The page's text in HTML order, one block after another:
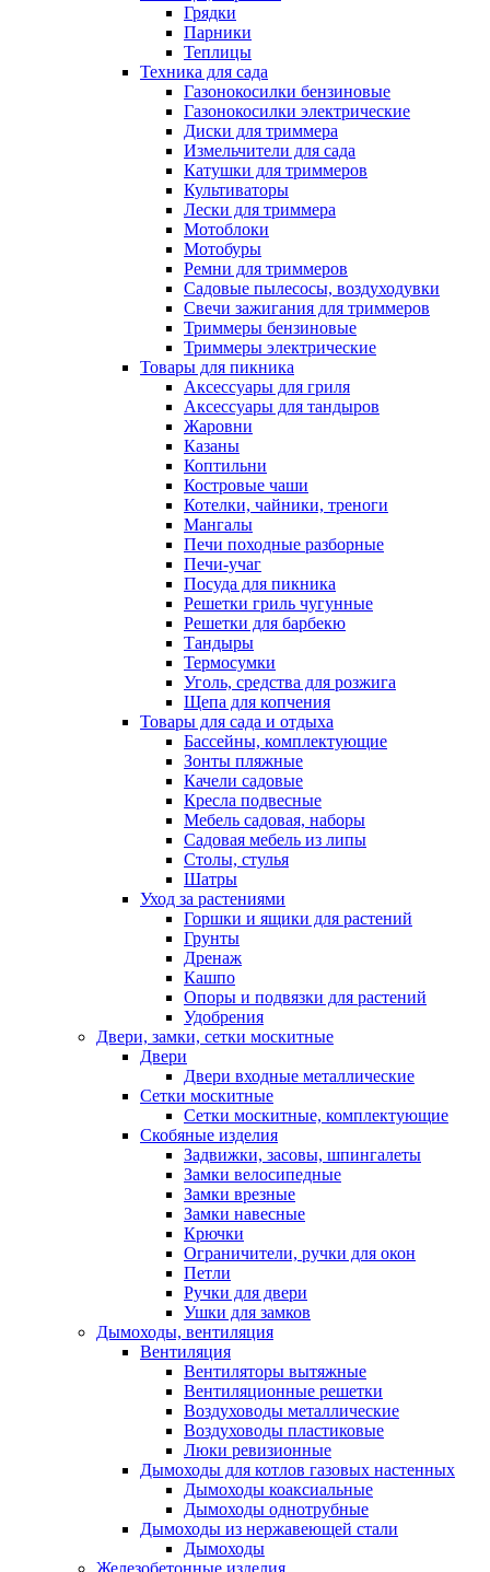
Грядки
Парники
Теплицы
Техника для сада
Газонокосилки бензиновые
Газонокосилки электрические
Диски для триммера
Измельчители для сада
Катушки для триммеров
Культиваторы
Лески для триммера
Мотоблоки
Мотобуры
Ремни для триммеров
Садовые пылесосы, воздуходувки
Свечи зажигания для триммеров
Триммеры бензиновые
Триммеры электрические
Товары для пикника
Аксессуары для гриля
Аксессуары для тандыров
Жаровни
Казаны
Коптильни
Костровые чаши
Котелки, чайники, треноги
Мангалы
Печи походные разборные
Печи-учаг
Посуда для пикника
Решетки гриль чугунные
Решетки для барбекю
Тандыры
Термосумки
Уголь, средства для розжига
Щепа для копчения
Товары для сада и отдыха
Бассейны, комплектующие
Зонты пляжные
Качели садовые
Кресла подвесные
Мебель садовая, наборы
Садовая мебель из липы
Столы, стулья
Шатры
Уход за растениями
Горшки и ящики для растений
Грунты
Дренаж
Кашпо
Опоры и подвязки для растений
Удобрения
Двери, замки, сетки москитные
Двери
Двери входные металлические
Сетки москитные
Сетки москитные, комплектующие
Скобяные изделия
Задвижки, засовы, шпингалеты
Замки велосипедные
Замки врезные
Замки навесные
Крючки
Ограничители, ручки для окон
Петли
Ручки для двери
Ушки для замков
Дымоходы, вентиляция
Вентиляция
Вентиляторы вытяжные
Вентиляционные решетки
Воздуховоды металлические
Воздуховоды пластиковые
Люки ревизионные
Дымоходы для котлов газовых настенных
Дымоходы коаксиальные
Дымоходы однотрубные
Дымоходы из нержавеющей стали
Дымоходы
Железобетонные изделия